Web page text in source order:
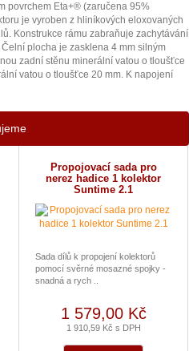
povrchem Eta+® (zaručena 95%
je vyroben z hliníkových eloxovaných
Konstrukce rámu zabraňuje zachytávání
plocha je zasklena 4 mm silným
zadní stěnu minerální vatou o tloušťce
vatou o tloušťce 20 mm. K napojení
Propojovací sada pro
nerez hadice 1 kolektor
Suntime 2.1
Sada dílů k propojení kolektorů
pomocí svěrné mosazné spojky -
snadná a rych ..
1 579,00 Kč
1 910,59 Kč s DPH